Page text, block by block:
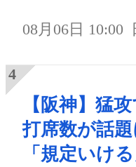
08月06日 10:00
【阪神】猛
打席数が話題
「規定いけ